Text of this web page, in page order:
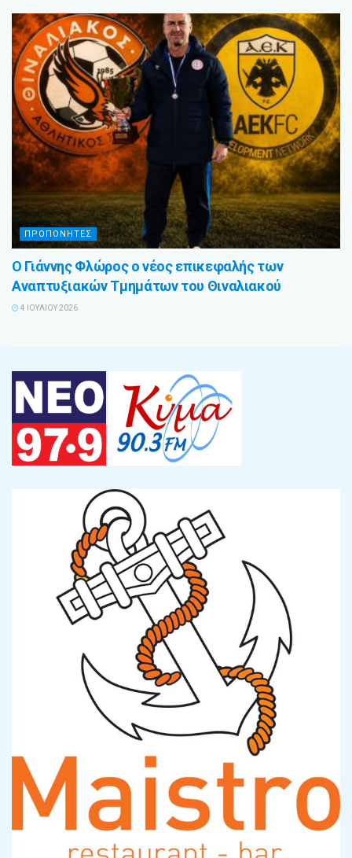
ΠΡΟΠΟΝΗΤΕΣ
Ο Γιάννης Φλώρος ο νέος επικεφαλής των
Αναπτυξιακών Τμημάτων του Θιναλιακού
4 ΙΟΥΛΊΟΥ 2026